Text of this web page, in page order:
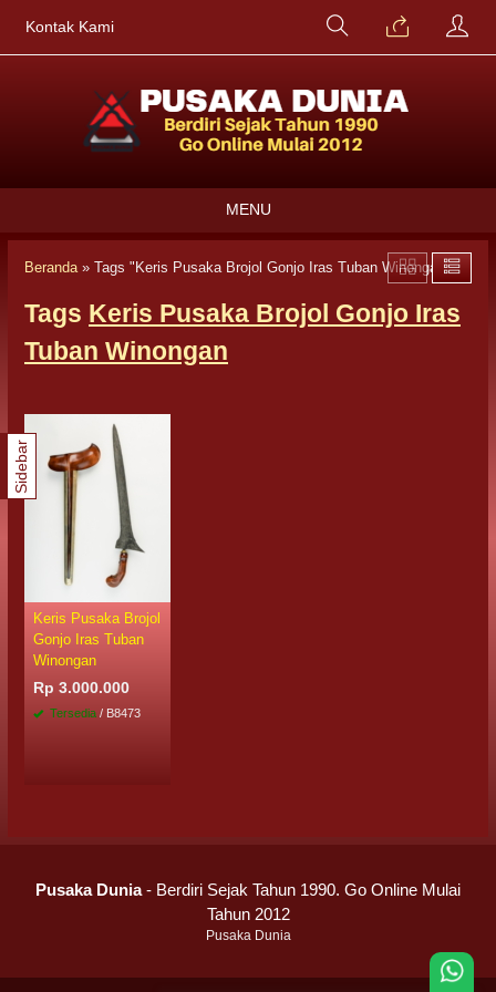
Kontak Kami
MENU
Beranda» Tags "Keris Pusaka Brojol Gonjo Iras Tuban Winongan"
Tags Keris Pusaka Brojol Gonjo Iras
Tuban Winongan
Keris Pusaka Brojol
Gonjo Iras Tuban
Winongan
Rp 3.000.000
Tersedia / B8473
Sidebar
Pusaka Dunia- Berdiri Sejak Tahun 1990. Go Online Mulai
Tahun 2012
Pusaka Dunia